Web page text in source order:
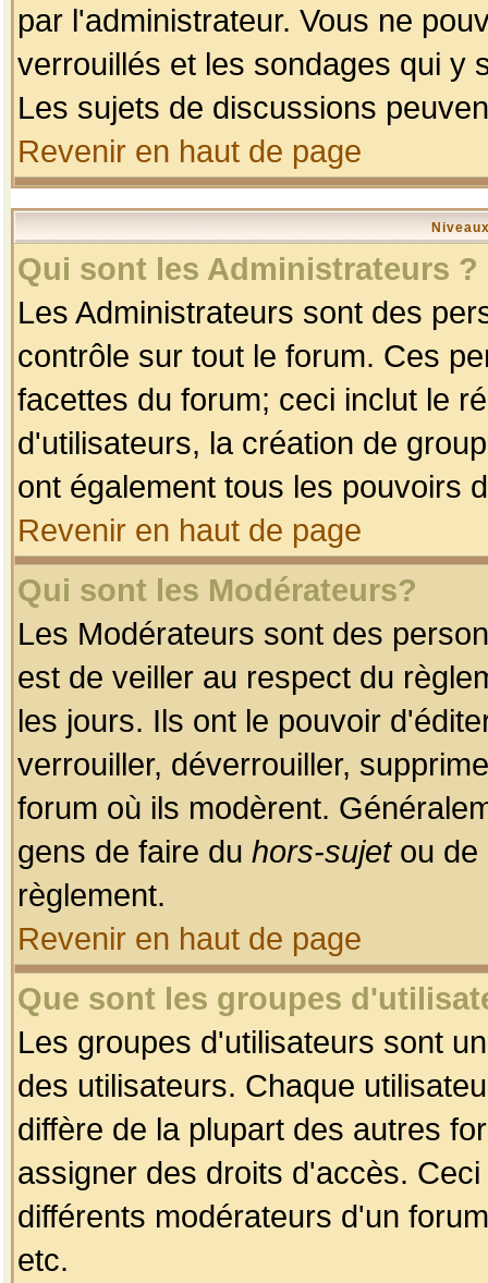
par l'administrateur. Vous ne
verrouillés et les sondages qui y
Les sujets de discussions
Revenir en haut de page
Qui sont les Administrateurs ?
Les Administrateurs sont des
contrôle sur tout le forum. Ces
facettes du forum; ceci inclut le
d'utilisateurs, la création de
ont également tous les pouvoirs
Revenir en haut de page
Qui sont les Modérateurs?
Les Modérateurs sont des
est de veiller au respect du
les jours. Ils ont le pouvoir
verrouiller, déverrouiller,
forum où ils modèrent.
gens de faire du hors-sujetou de
règlement.
Revenir en haut de page
Que sont les groupes
Les groupes d'utilisateurs sont
des utilisateurs. Chaque
diffère de la plupart des autres
assigner des droits d'accès.
différents modérateurs d'un
etc.